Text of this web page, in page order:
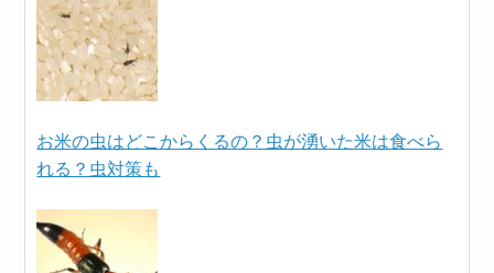
お米の虫はどこからくるの？虫が湧いた米は食べら
れる？虫対策も